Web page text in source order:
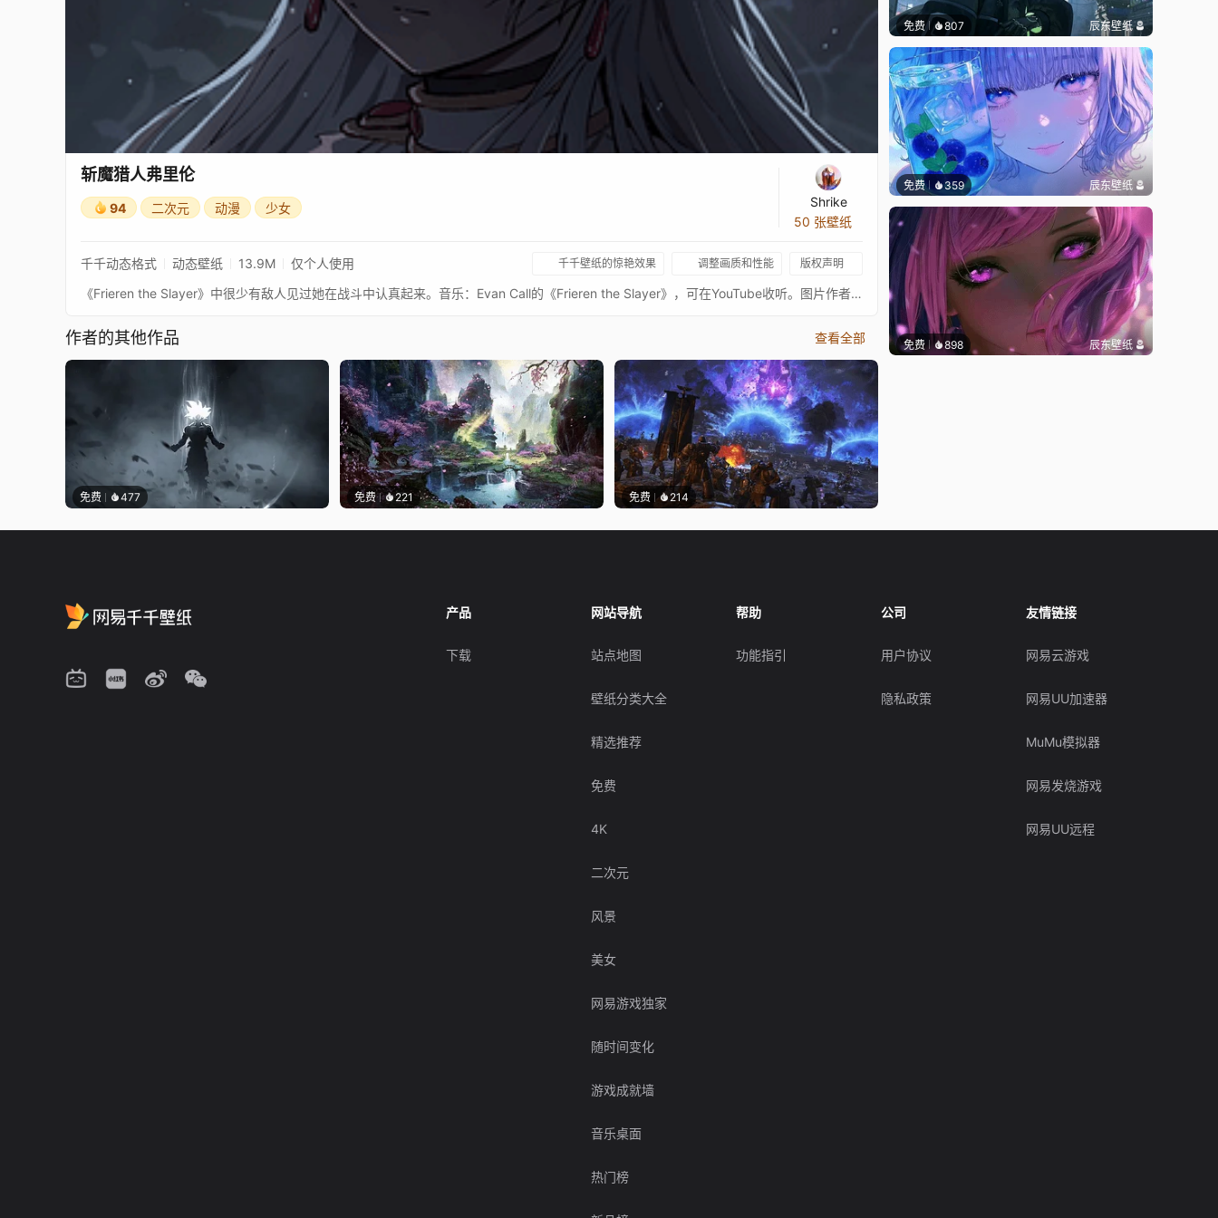
斩魔猎人弗里伦
94 二次元 动漫 少女
Shrike
50 张壁纸
千千动态格式 动态壁纸 13.9M 仅个人使用 千千壁纸的惊艳效果 调整画质和性能 版权声明
《Frieren the Slayer》中很少有敌人见过她在战斗中认真起来。音乐：Evan Call的《Frieren the Slayer》，可在YouTube收听。图片作者：KEO，来自Alpha Coders。如果你喜欢我的壁纸合集，欢迎告诉我并关注我，我还有许多其他壁纸可供选择。
作者的其他作品 查看全部
免费 477 免费 221 免费 214
免费 807 辰东壁纸
免费 359 辰东壁纸
免费 898 辰东壁纸
产品
下载
网站导航
站点地图
壁纸分类大全
精选推荐
免费
4K
二次元
风景
美女
网易游戏独家
随时间变化
游戏成就墙
音乐桌面
热门榜
帮助
功能指引
公司
用户协议
隐私政策
友情链接
网易云游戏
网易UU加速器
MuMu模拟器
网易发烧游戏
网易UU远程